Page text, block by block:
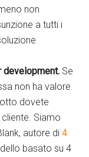
non
a tutti i
development. Se
non ha valore.
dovete
Siamo
autore di4
basato su 4